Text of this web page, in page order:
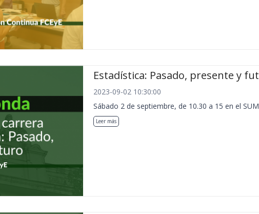
Estadística: Pasado, presente y
2023-09-02 10:30:00
Sábado 2 de septiembre, de 10.30 a 15 en el
Leer más